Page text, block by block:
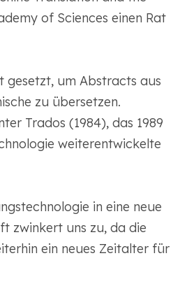
of Sciences einen Rat
gesetzt, um Abstracts aus
zu übersetzen.
Trados (1984), das 1989
weiterentwickelte
in eine neue
zwinkert uns zu, da die
ein neues Zeitalter für